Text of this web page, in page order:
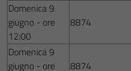
Domenica 9
giugno - ore
12:00
8874
Domenica 9
giugno - ore
8874